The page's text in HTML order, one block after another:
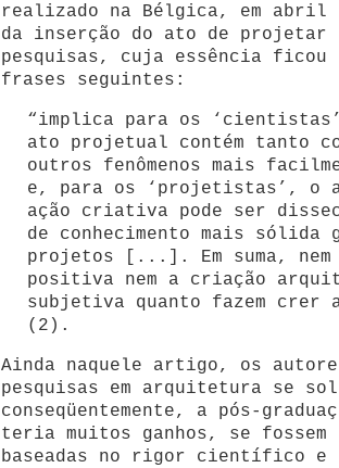
realizado na Bélgica, em abril
da inserção do ato de projetar
pesquisas, cuja essência ficou
frases seguintes:
“implica para os
ato projetual contém tanto
outros fenômenos mais
e, para os ‘projetistas’, o
ação criativa pode ser
de conhecimento mais sólida
projetos [...]. Em suma,
positiva nem a criação
subjetiva quanto fazem crer
(2).
Ainda naquele artigo, os
pesquisas em arquitetura se
conseqüentemente, a pós-
teria muitos ganhos, se
baseadas no rigor científico e